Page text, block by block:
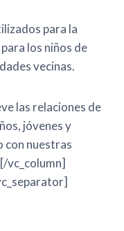
para la
los niños de
vecinas.
las relaciones de
jóvenes y
con nuestras
vc_column]